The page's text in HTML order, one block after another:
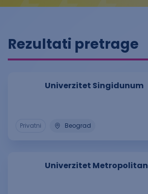
Rezultati pretrage
Univerzitet Singidunum
Privatni Beograd
Univerzitet Metropolitan